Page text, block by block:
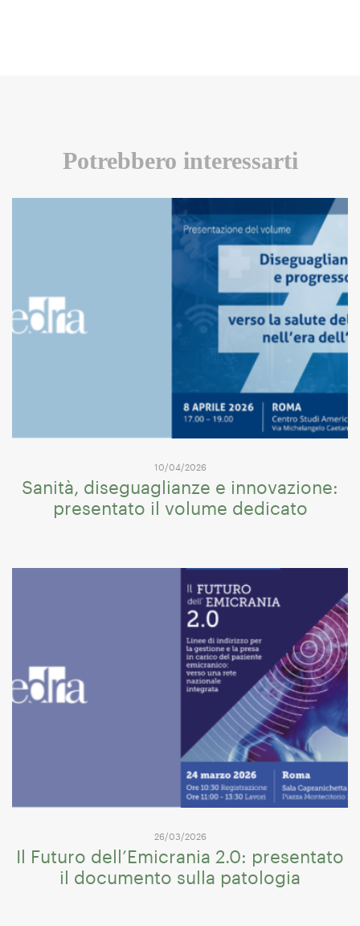
Potrebbero interessarti
10/04/2026
Sanità, diseguaglianze e innovazione:
presentato il volume dedicato
26/03/2026
Il Futuro dell’Emicrania 2.0: presentato
il documento sulla patologia